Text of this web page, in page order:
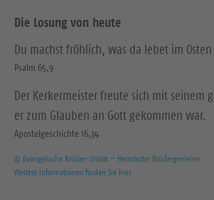
Die Losung von heute
Du machst fröhlich, was da lebet im
Psalm 65,9
Der Kerkermeister freute sich mit seinem
er zum Glauben an Gott gekommen war.
Apostelgeschichte 16,34
© Evangelische Brüder-Unität – Herrnhuter Brüdergemeine
Weitere Informationen finden Sie hier